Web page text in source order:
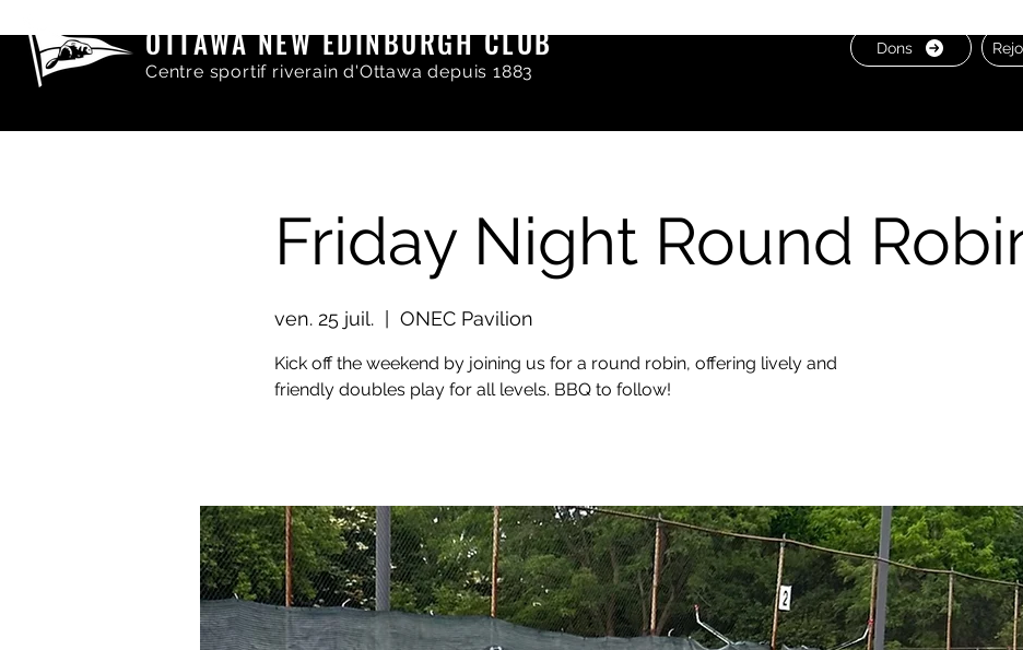
OTTAWA NEW EDINBURGH CLUB
Centre sportif riverain d'Ottawa depuis 1883
Dons
Friday Night Round
ven. 25 juil.
  |
ONEC Pavilion
Kick off the weekend by joining us for a round robin, offering lively and
friendly doubles play for all levels. BBQ to follow!